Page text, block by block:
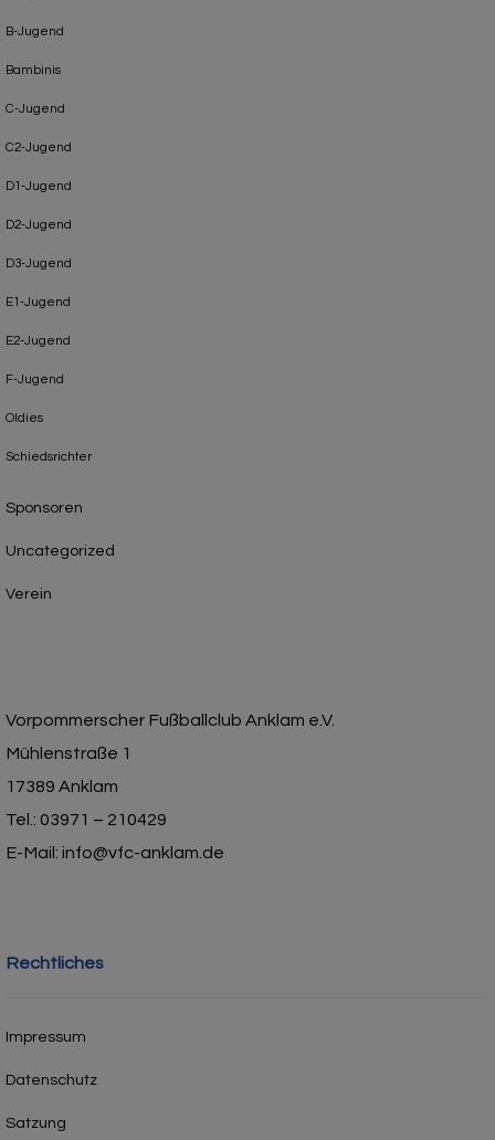
B-Jugend
Bambinis
C-Jugend
C2-Jugend
D1-Jugend
D2-Jugend
D3-Jugend
E1-Jugend
E2-Jugend
F-Jugend
Oldies
Schiedsrichter
Sponsoren
Uncategorized
Verein
Vorpommerscher Fußballclub Anklam e.V.
Mühlenstraße 1
17389 Anklam
Tel.: 03971 – 210429
E-Mail: info@vfc-anklam.de
Rechtliches
Impressum
Datenschutz
Satzung